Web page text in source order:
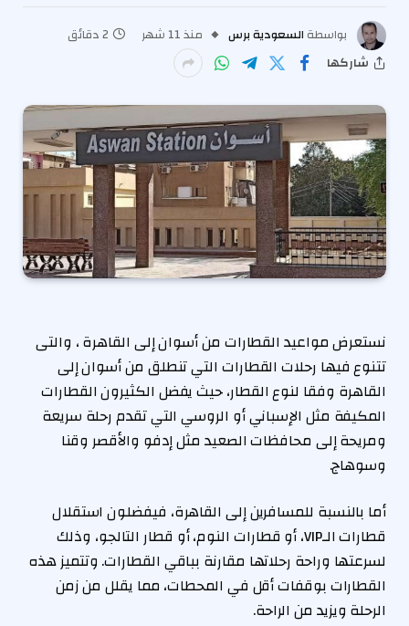
بواسطة السعودية برس منذ 11 شهر
2 دقائق
شاركها
نستعرض مواعيد القطارات من أسوان إلى القاهرة ، والتى
تتنوع فيها رحلات القطارات التي تنطلق من أسوان إلى
القاهرة وفقا لنوع القطار، حيث يفضل الكثيرون القطارات
المكيفة مثل الإسباني أو الروسي التي تقدم رحلة سريعة
ومريحة إلى محافظات الصعيد مثل إدفو والأقصر وقنا
وسوهاج.
أما بالنسبة للمسافرين إلى القاهرة، فيفضلون استقلال
قطارات الـVIP، أو قطارات النوم، أو قطار التالجو، وذلك
لسرعتها وراحة رحلاتها مقارنة بباقي القطارات. وتتميز هذه
القطارات بوقفات أقل في المحطات، مما يقلل من زمن
الرحلة ويزيد من الراحة.